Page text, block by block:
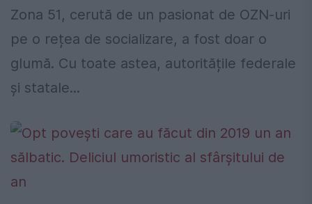
Zona 51, cerută de un pasionat de OZN-uri
pe o rețea de socializare, a fost doar o
glumă. Cu toate astea, autoritățile federale
și statale...